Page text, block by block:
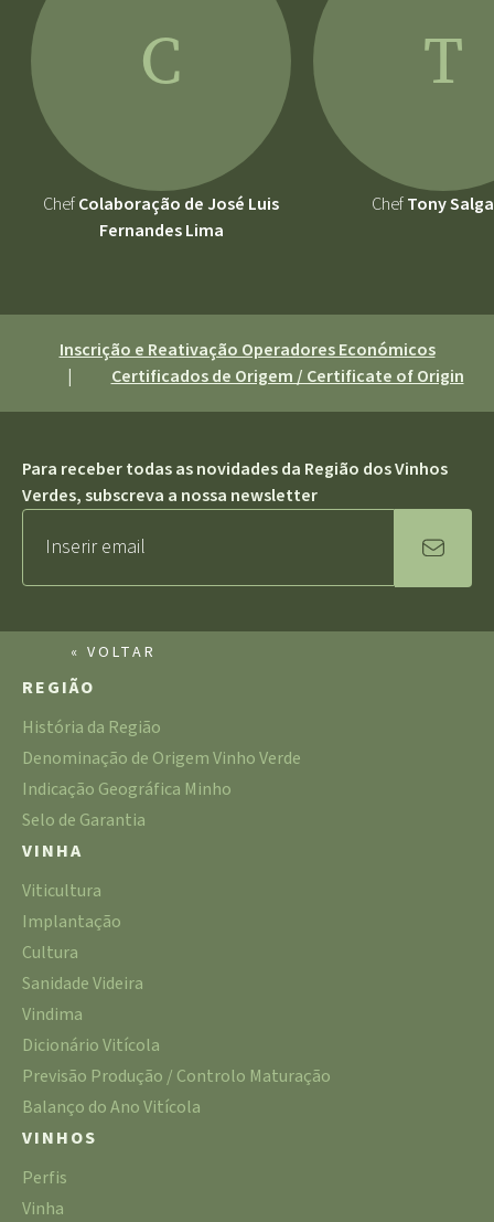
C
ChefColaboração de José Luis
Fernandes Lima
T
ChefTony
Inscrição e Reativação Operadores Económicos
|
Certificados de Origem / Certificate of Origin
Para receber todas as novidades da Região dos Vinhos
Verdes, subscreva a nossa newsletter
« VOLTAR
REGIÃO
História da Região
Denominação de Origem Vinho Verde
Indicação Geográfica Minho
Selo de Garantia
VINHA
Viticultura
Implantação
Cultura
Sanidade Videira
Vindima
Dicionário Vitícola
Previsão Produção / Controlo Maturação
Balanço do Ano Vitícola
VINHOS
Perfis
Vinha